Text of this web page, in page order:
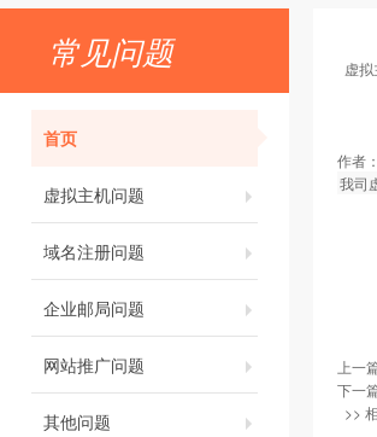
常见问题
首页
虚拟主机问题
域名注册问题
企业邮局问题
网站推广问题
其他问题
虚
作者：
我司
上一
下一
>>